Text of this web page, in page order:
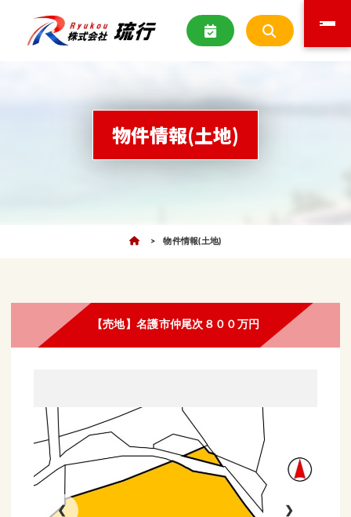
物件情報(土地)
物件情報(土地)
【売地】名護市仲尾次８００万円
❮ ❯